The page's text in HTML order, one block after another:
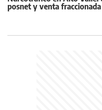
posnet y venta fraccionada